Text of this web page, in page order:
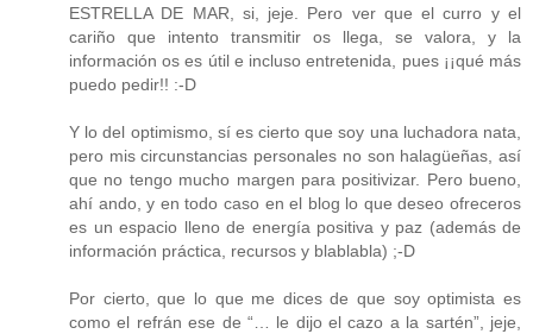
ESTRELLA DE MAR, si, jeje. Pero ver que el curro y el
cariño que intento transmitir os llega, se valora, y la
información os es útil e incluso entretenida, pues ¡¡qué más
puedo pedir!! :-D
Y lo del optimismo, sí es cierto que soy una luchadora nata,
pero mis circunstancias personales no son halagüeñas, así
que no tengo mucho margen para positivizar. Pero bueno,
ahí ando, y en todo caso en el blog lo que deseo ofreceros
es un espacio lleno de energía positiva y paz (además de
información práctica, recursos y blablabla) ;-D
Por cierto, que lo que me dices de que soy optimista es
como el refrán ese de “… le dijo el cazo a la sartén”, jeje,